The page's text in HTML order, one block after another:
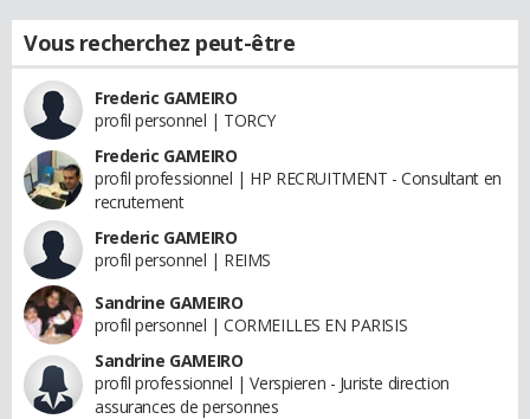
Vous recherchez peut-être
Frederic GAMEIRO
profil personnel | TORCY
Frederic GAMEIRO
profil professionnel | HP RECRUITMENT - Consultant en
recrutement
Frederic GAMEIRO
profil personnel | REIMS
Sandrine GAMEIRO
profil personnel | CORMEILLES EN PARISIS
Sandrine GAMEIRO
profil professionnel | Verspieren - Juriste direction
assurances de personnes